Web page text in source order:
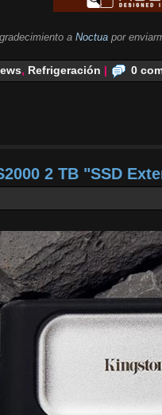
a Noctua por
, Refrigeración | 0
2 TB "SSD